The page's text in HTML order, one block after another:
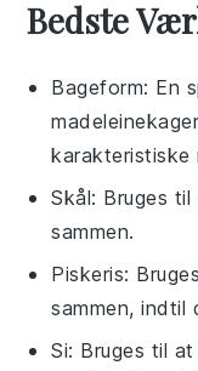
Bedste
Bageform: En
karakteristiske
Skål: Bruges
sammen.
Piskeris:
sammen,
Si: Bruges til